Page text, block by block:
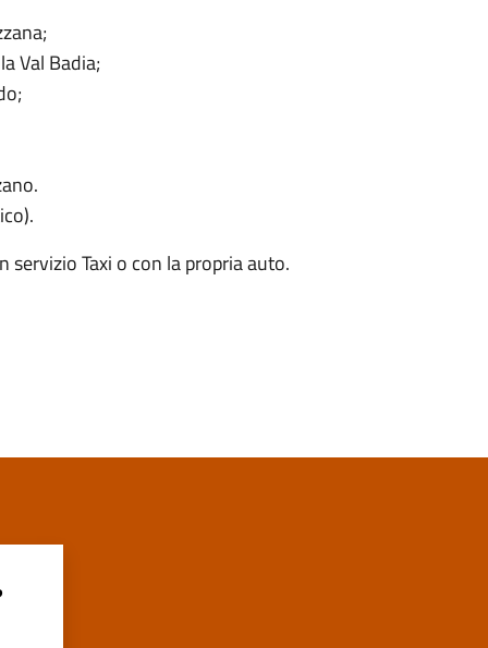
Val Badia;
Taxi o con la propria auto.